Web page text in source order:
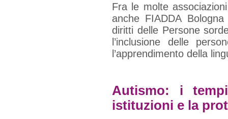
Fra le molte
anche FIADDA
diritti delle Persone
l’inclusione delle
l’apprendimento della
Autismo: i
istituzioni e la